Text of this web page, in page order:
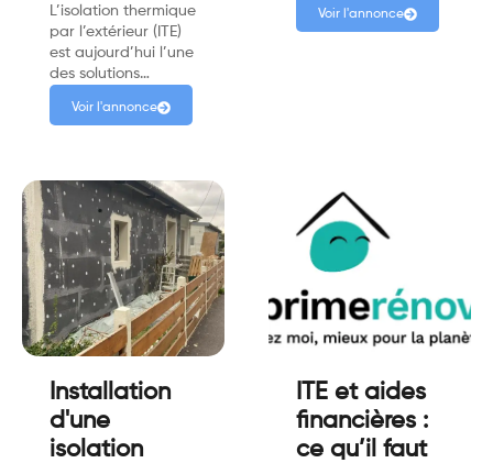
L’isolation thermique
par l’extérieur (ITE)
est aujourd’hui l’une
des solutions…
Voir l'annonce
Voir l'annonce
Installation
d'une
isolation
ITE et aides
financières :
ce qu’il faut